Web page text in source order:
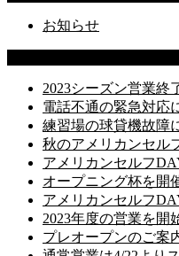
お知らせ
2023シーズン営業終
電話不通の緊急対応
練習場の球貸機故障
秋のアメリカンセル
アメリカンセルフ
オープニング杯を開
アメリカンセルフ
2023年度の営業を開
プレオープンのご案